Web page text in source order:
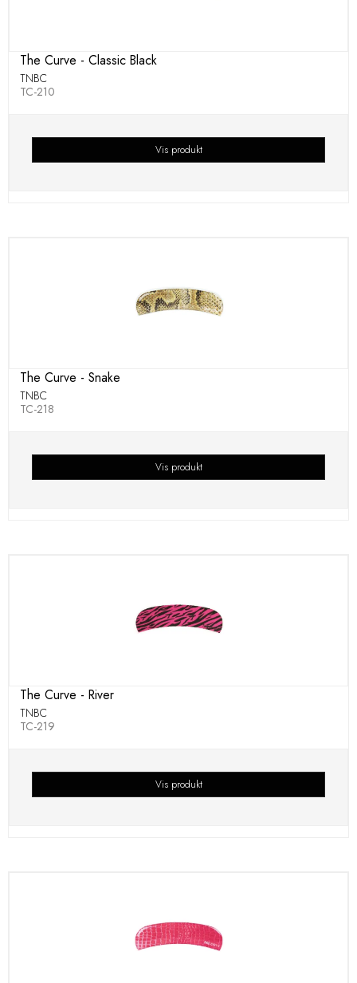
The Curve - Classic Black
TNBC
TC-210
Vis produkt
The Curve - Snake
TNBC
TC-218
Vis produkt
The Curve - River
TNBC
TC-219
Vis produkt